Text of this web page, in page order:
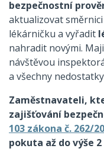
bezpečnostní
aktualizovat
lékárničku a vyřadit
nahradit novými.
návštěvou
a všechny
Zaměstnavateli,
zajišťování
103 zákona č. 262/
pokuta až do výše